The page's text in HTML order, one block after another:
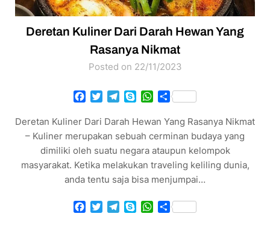
Deretan Kuliner Dari Darah Hewan Yang
Rasanya Nikmat
Posted on 22/11/2023
Facebook
TwitterTelegram
SkypeWhatsApp
Share
Deretan Kuliner Dari Darah Hewan Yang Rasanya Nikmat
– Kuliner merupakan sebuah cerminan budaya yang
dimiliki oleh suatu negara ataupun kelompok
masyarakat. Ketika melakukan traveling keliling dunia,
anda tentu saja bisa menjumpai…
Facebook
TwitterTelegram
SkypeWhatsApp
Share